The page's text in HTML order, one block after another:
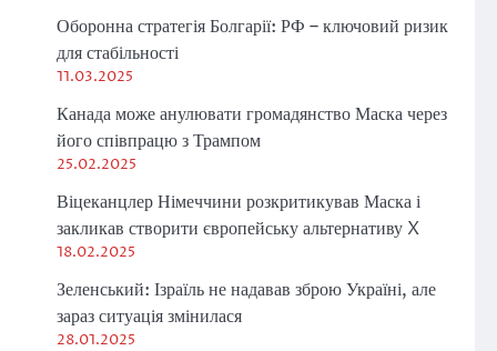
Оборонна стратегія Болгарії: РФ – ключовий ризик
для стабільності
11.03.2025
Канада може анулювати громадянство Маска через
його співпрацю з Трампом
25.02.2025
Віцеканцлер Німеччини розкритикував Маска і
закликав створити європейську альтернативу X
18.02.2025
Зеленський: Ізраїль не надавав зброю Україні, але
зараз ситуація змінилася
28.01.2025